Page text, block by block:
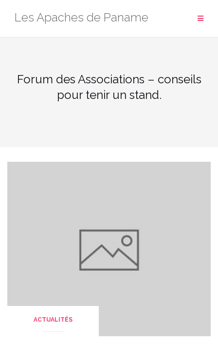
Les Apaches de Paname
Forum des Associations – conseils
pour tenir un stand.
ACTUALITÉS